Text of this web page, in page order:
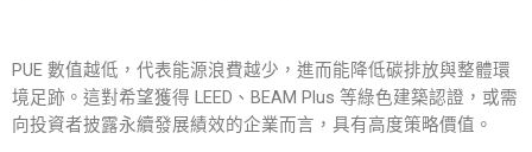
PUE 數值越低，代表能源浪費越少，進而能降低碳排放與整體環
境足跡。這對希望獲得 LEED、BEAM Plus 等綠色建築認證，或需
向投資者披露永續發展績效的企業而言，具有高度策略價值。